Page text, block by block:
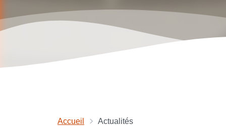
Accueil Actualités